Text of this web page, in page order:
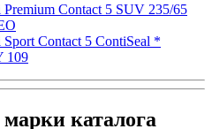
Contact 5 SUV 235/65
Contact 5 ContiSeal *
109
каталога